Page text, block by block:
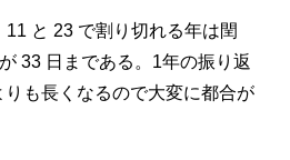
と 23 で割り切れる年は閏
33 日まである。1年の振り返
りも長くなるので大変に都合が